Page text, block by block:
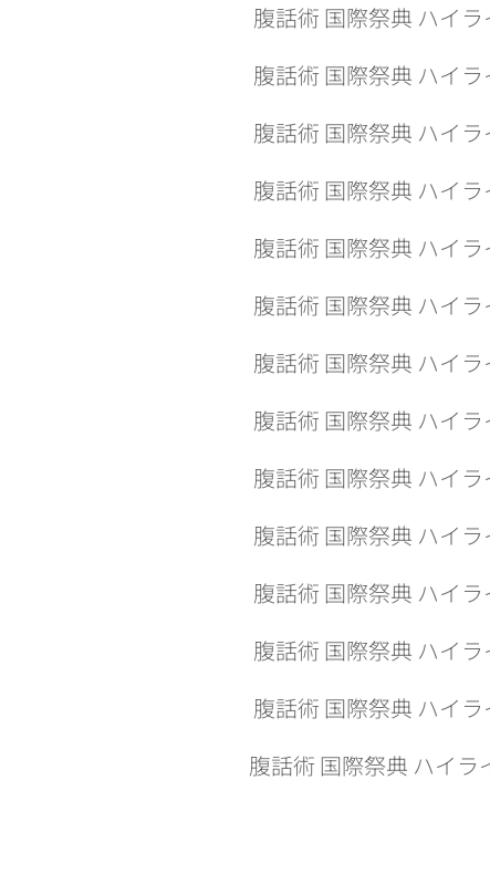
腹話術 国際祭典 ハイラ
腹話術 国際祭典 ハイラ
腹話術 国際祭典 ハイラ
腹話術 国際祭典 ハイラ
腹話術 国際祭典 ハイ
腹話術 国際祭典 ハイラ
腹話術 国際祭典 ハイ
腹話術 国際祭典 ハイラ
腹話術 国際祭典 ハイラ
腹話術 国際祭典 ハイラ
腹話術 国際祭典 ハイラ
腹話術 国際祭典 ハイ
腹話術 国際祭典 ハイラ
腹話術 国際祭典 ハイラ